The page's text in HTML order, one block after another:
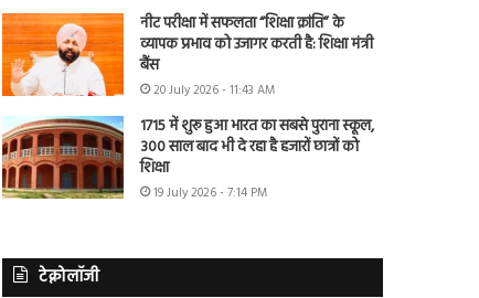
नीट परीक्षा में सफलता “शिक्षा क्रांति” के
व्यापक प्रभाव को उजागर करती है: शिक्षा मंत्री
बैंस
20 July 2026 - 11:43 AM
1715 में शुरू हुआ भारत का सबसे पुराना स्कूल,
300 साल बाद भी दे रहा है हजारों छात्रों को
शिक्षा
19 July 2026 - 7:14 PM
टेक्नोलॉजी